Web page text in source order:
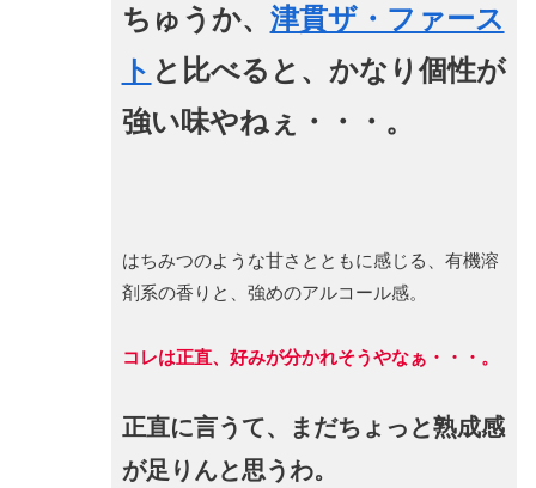
ちゅうか、 津貫ザ・ファース
ト と比べると、かなり個性が
強い味やねぇ・・・。
はちみつのような甘さとともに感じる、有機溶
剤系の香りと、強めのアルコール感。
コレは正直、好みが分かれそうやなぁ・・・。
正直に言うて、まだちょっと熟成感
が足りんと思うわ。